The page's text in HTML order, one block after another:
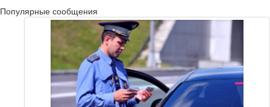
Популярные сообщения